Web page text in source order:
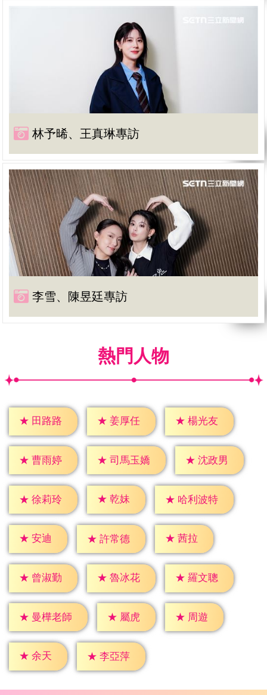
林予晞、王真琳專訪
李雪、陳昱廷專訪
熱門人物
★ 田路路 ★ 姜厚任 ★ 楊光友
★ 曹雨婷 ★ 司馬玉嬌 ★ 沈政男
★ 徐莉玲 ★ 乾妹 ★ 哈利波特
★ 安迪 ★ 許常德 ★ 茜拉
★ 曾淑勤 ★ 魯冰花 ★ 羅文聰
★ 曼樺老師 ★ 屬虎 ★ 周遊
★ 余天 ★ 李亞萍